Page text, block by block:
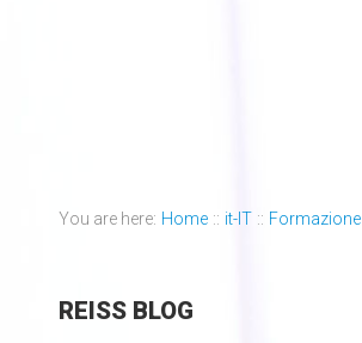
You are here: Home :: it-IT :: Formazione
REISSBLOG